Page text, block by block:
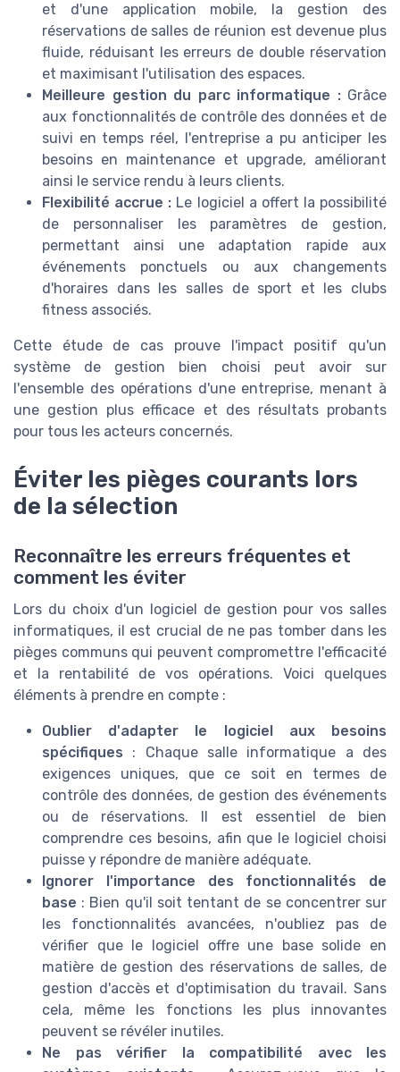
et d'une application mobile, la gestion des
réservations de salles de réunion est devenue plus
fluide, réduisant les erreurs de double réservation
et maximisant l'utilisation des espaces.
Meilleure gestion du parc informatique : Grâce
aux fonctionnalités de contrôle des données et de
suivi en temps réel, l'entreprise a pu anticiper les
besoins en maintenance et upgrade, améliorant
ainsi le service rendu à leurs clients.
Flexibilité accrue : Le logiciel a offert la possibilité
de personnaliser les paramètres de gestion,
permettant ainsi une adaptation rapide aux
événements ponctuels ou aux changements
d'horaires dans les salles de sport et les clubs
fitness associés.
Cette étude de cas prouve l'impact positif qu'un
système de gestion bien choisi peut avoir sur
l'ensemble des opérations d'une entreprise, menant à
une gestion plus efficace et des résultats probants
pour tous les acteurs concernés.
Éviter les pièges courants lors
de la sélection
Reconnaître les erreurs fréquentes et
comment les éviter
Lors du choix d'un logiciel de gestion pour vos salles
informatiques, il est crucial de ne pas tomber dans les
pièges communs qui peuvent compromettre l'efficacité
et la rentabilité de vos opérations. Voici quelques
éléments à prendre en compte :
Oublier d'adapter le logiciel aux besoins
spécifiques : Chaque salle informatique a des
exigences uniques, que ce soit en termes de
contrôle des données, de gestion des événements
ou de réservations. Il est essentiel de bien
comprendre ces besoins, afin que le logiciel choisi
puisse y répondre de manière adéquate.
Ignorer l'importance des fonctionnalités de
base : Bien qu'il soit tentant de se concentrer sur
les fonctionnalités avancées, n'oubliez pas de
vérifier que le logiciel offre une base solide en
matière de gestion des réservations de salles, de
gestion d'accès et d'optimisation du travail. Sans
cela, même les fonctions les plus innovantes
peuvent se révéler inutiles.
Ne pas vérifier la compatibilité avec les